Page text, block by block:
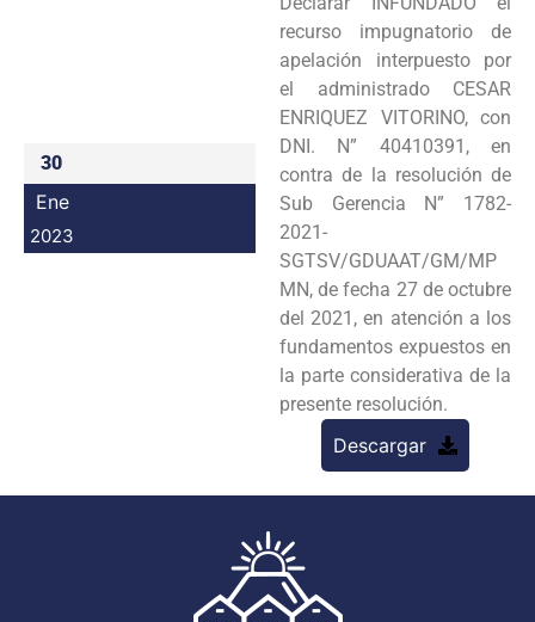
Programas
Intranet
30
Ene
2023
recurso impugnatorio de
apelación interpuesto por
el administrado CESAR
ENRIQUEZ VITORINO, con
DNI. N” 40410391, en
contra de la resolución de
Sub Gerencia N” 1782-
2021-
SGTSV/GDUAAT/GM/MP
MN, de fecha 27 de octubre
del 2021, en atención a los
fundamentos expuestos en
la parte considerativa de la
presente resolución.
Descargar